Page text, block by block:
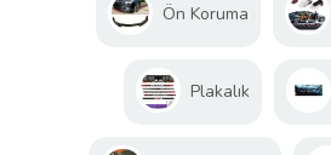
Ön Koruma
Plakalık